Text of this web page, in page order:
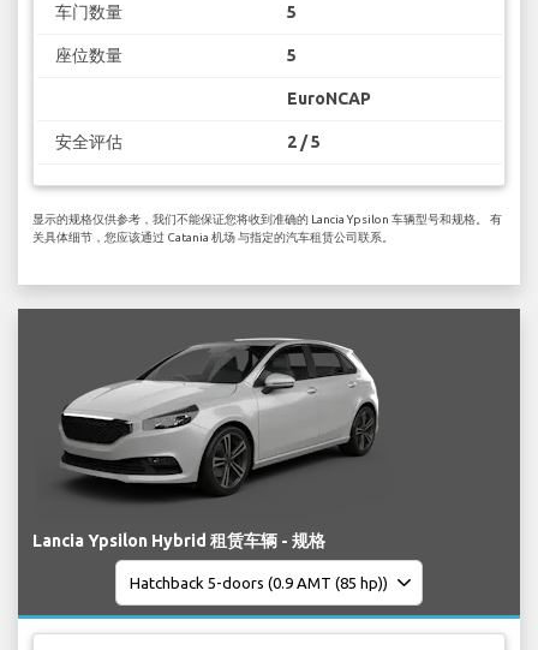
车门数量 5
座位数量 5
EuroNCAP
安全评估 2 / 5
显示的规格仅供参考，我们不能保证您将收到准确的 Lancia Ypsilon 车辆型号和规格。 有
关具体细节，您应该通过 Catania 机场 与指定的汽车租赁公司联系。
Lancia Ypsilon Hybrid 租赁车辆 - 规格